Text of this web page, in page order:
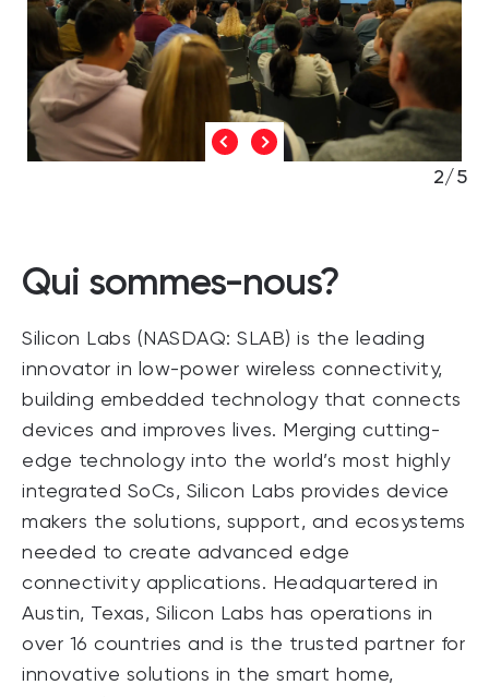
2/5
Qui sommes-nous?
Silicon Labs (NASDAQ: SLAB) is the leading
innovator in low-power wireless connectivity,
building embedded technology that connects
devices and improves lives. Merging cutting-
edge technology into the world’s most highly
integrated SoCs, Silicon Labs provides device
makers the solutions, support, and ecosystems
needed to create advanced edge
connectivity applications. Headquartered in
Austin, Texas, Silicon Labs has operations in
over 16 countries and is the trusted partner for
innovative solutions in the smart home,